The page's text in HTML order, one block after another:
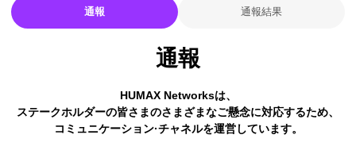
通報 通報結果
HUMAX Networksは、
ステークホルダーの皆さまのさまざまなご懸念に対応するため、
コミュニケーション·チャネルを運営しています。